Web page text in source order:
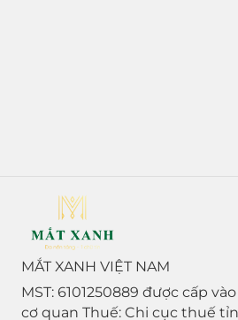
MẮT XANH VIỆT NAM
MST: 6101250889 được cấp
cơ quan Thuế: Chi cục thuế